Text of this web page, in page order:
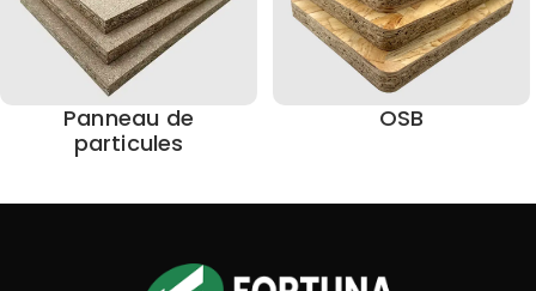
Panneau de
particules
OSB